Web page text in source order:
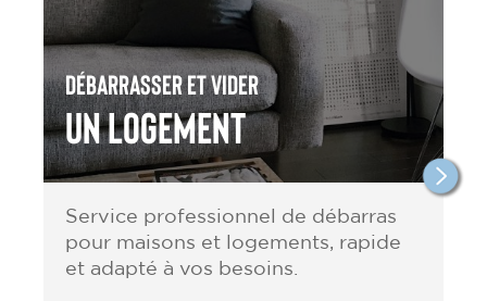
Débarrasser et vider
un Logement
Service professionnel de débarras
pour maisons et logements, rapide
et adapté à vos besoins.